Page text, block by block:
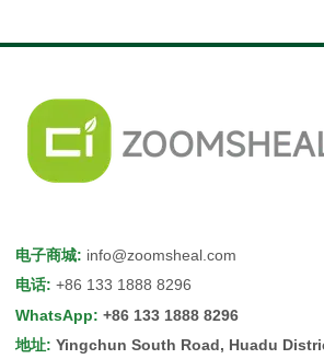
电子商城: info@zoomsheal.com
电话: +86 133 1888 8296
WhatsApp: +86 133 1888 8296
地址: Yingchun South Road, Huadu